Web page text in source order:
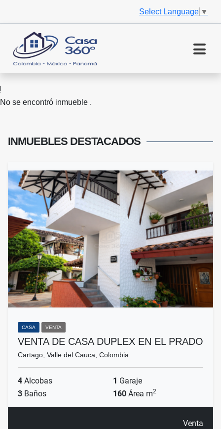
Select Language ▼
No se encontró inmueble .
INMUEBLES DESTACADOS
CASA VENTA
VENTA DE CASA DUPLEX EN EL PRADO
Cartago, Valle del Cauca, Colombia
4 Alcobas 1 Garaje
3 Baños 160 Área m2
Venta